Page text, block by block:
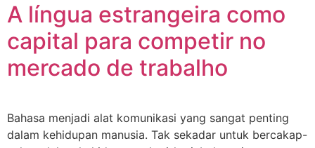
A língua estrangeira como
capital para competir no
mercado de trabalho
Bahasa menjadi alat komunikasi yang sangat penting
dalam kehidupan manusia. Tak sekadar untuk bercakap-